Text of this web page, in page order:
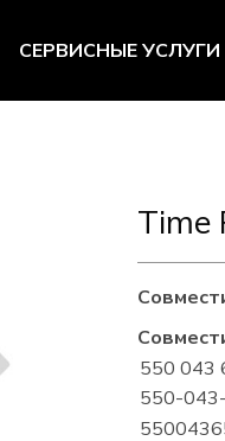
СЕРВИСНЫЕ УСЛУГИ
Time
550 043
550-